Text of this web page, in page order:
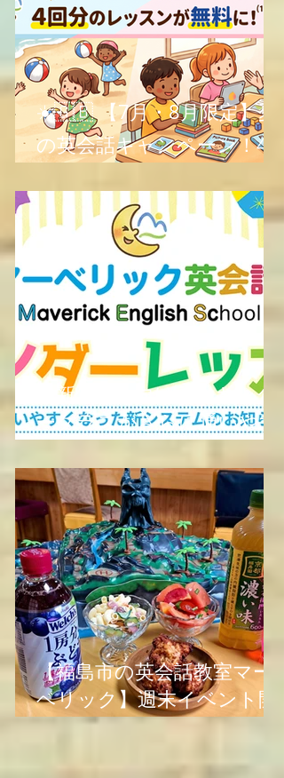
☀️🇬🇧 【7月・8月限定】夏
の英会話キャンペーン！4
【新年度に向けて！キンダ
ークラスがさらに通いやす
【福島市の英会話教室マー
ベリック】週末イベント開
催報告！ご参加ありがとう